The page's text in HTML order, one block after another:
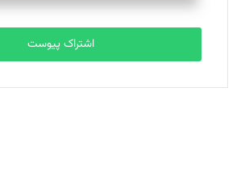
تحریریه
بابک نقاش
تحریریه
اشتراک پیوست